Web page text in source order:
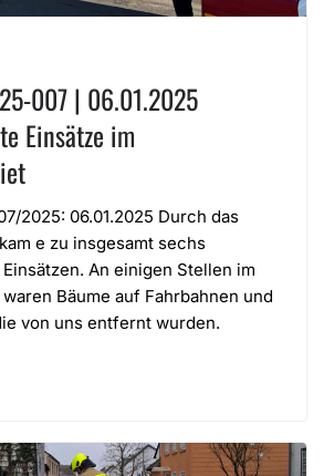
007 | 06.01.2025
Einsätze im
2025: 06.01.2025 Durch das
e zu insgesamt sechs
An einigen Stellen im
Bäume auf Fahrbahnen und
von uns entfernt wurden.